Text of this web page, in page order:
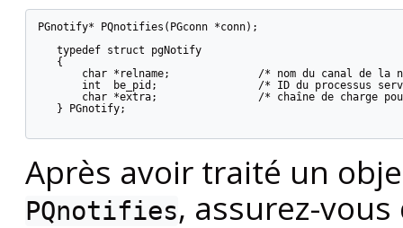
PGnotify* PQnotifies(PGconn *conn);
   typedef struct pgNotify
   {
char *relname;              /* nom du canal de la
int  be_pid;                /* ID du processus
char *extra;                /* chaîne de charge
   } PGnotify;
Après avoir traité un
PQnotifies, assurez-